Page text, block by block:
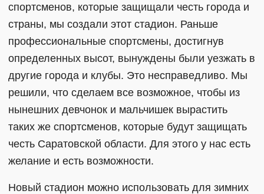
спортсменов, которые защищали честь города и
страны, мы создали этот стадион. Раньше
профессиональные спортсмены, достигнув
определенных высот, вынуждены были уезжать в
другие города и клубы. Это несправедливо. Мы
решили, что сделаем все возможное, чтобы из
нынешних девчонок и мальчишек вырастить
таких же спортсменов, которые будут защищать
честь Саратовской области. Для этого у нас есть
желание и есть возможности.
Новый стадион можно использовать для зимних